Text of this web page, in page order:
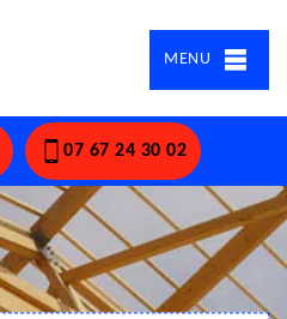
MENU
07 67 24 30 02